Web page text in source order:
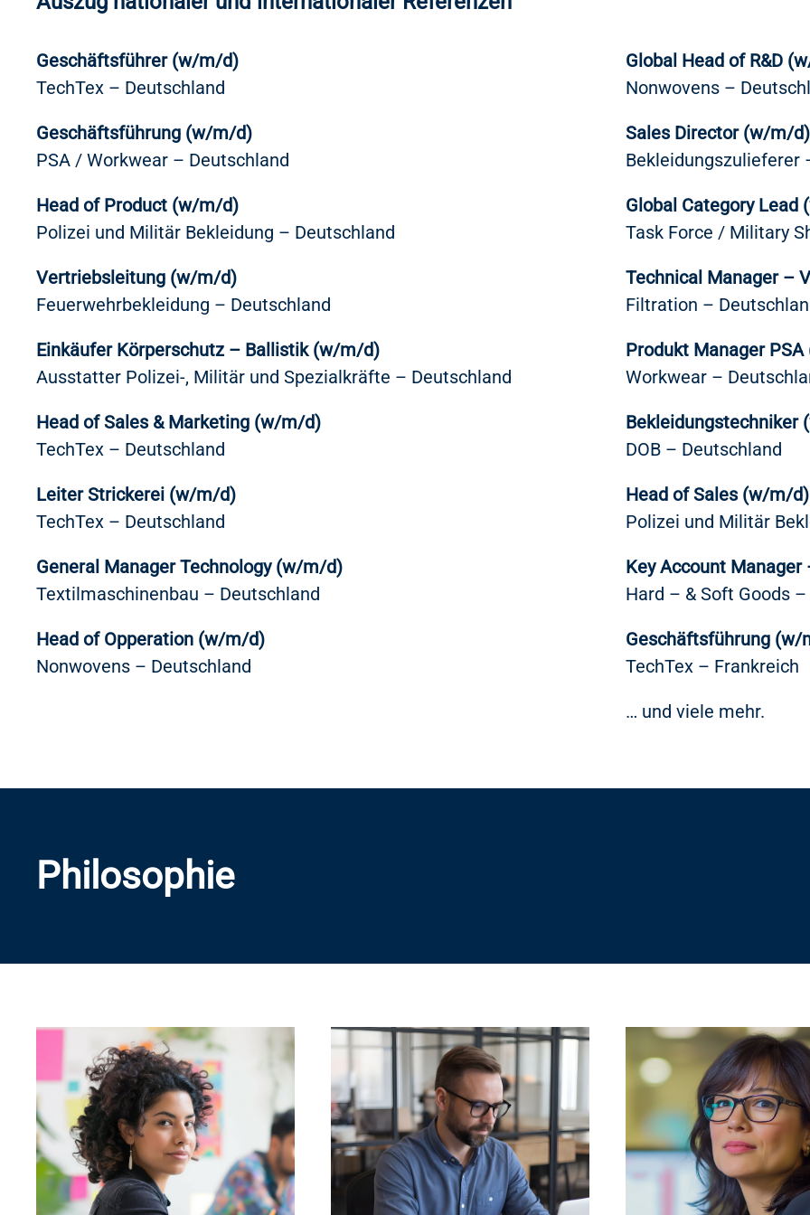
Geschäftsführer (w/m/d)
TechTex – Deutschland
Geschäftsführung (w/m/d)
PSA / Workwear – Deutschland
Head of Product (w/m/d)
Polizei und Militär Bekleidung – Deutschland
Vertriebsleitung (w/m/d)
Feuerwehrbekleidung – Deutschland
Einkäufer Körperschutz – Ballistik (w/m/d)
Ausstatter Polizei-, Militär und Spezialkräfte – Deutschland
Head of Sales & Marketing (w/m/d)
TechTex – Deutschland
Leiter Strickerei (w/m/d)
TechTex – Deutschland
General Manager Technology (w/m/d)
Textilmaschinenbau – Deutschland
Head of Opperation (w/m/d)
Nonwovens – Deutschland
Global Head of R&D
Nonwovens –
Sales Director (w/m/d)
Bekleidungszulieferer
Global Category Lead
Task Force / Military
Technical Manager –
Filtration –
Produkt Manager
Workwear –
Bekleidungstechniker
DOB – Deutschland
Head of Sales (w/m/d)
Polizei und Militär
Key Account
Hard – & Soft Goods
Geschäftsführung (w/
TechTex – Frankreich
… und viele mehr.
Philosophie